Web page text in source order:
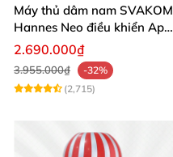
Máy thủ dâm nam SVAKOM
Hannes Neo điều khiển App
tương tác
2.690.000₫
3.955.000₫
-32%
(2,715)